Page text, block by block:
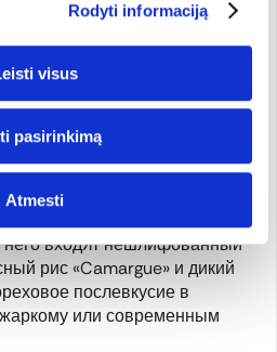
Rodyti informaciją
visus
pasirinkimą
Atmesti
Подходит для рисовых
40-45 мин.
рисом
собой настоящее
него входят нешлифованный
рис «Camargue» и дикий
послевкусие в
или современным